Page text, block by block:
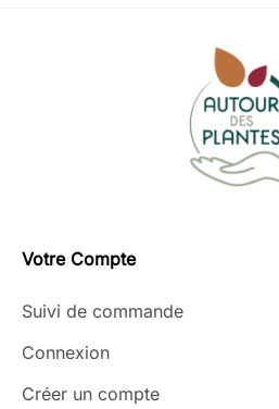
Votre Compte
Suivi de commande
Connexion
Créer un compte